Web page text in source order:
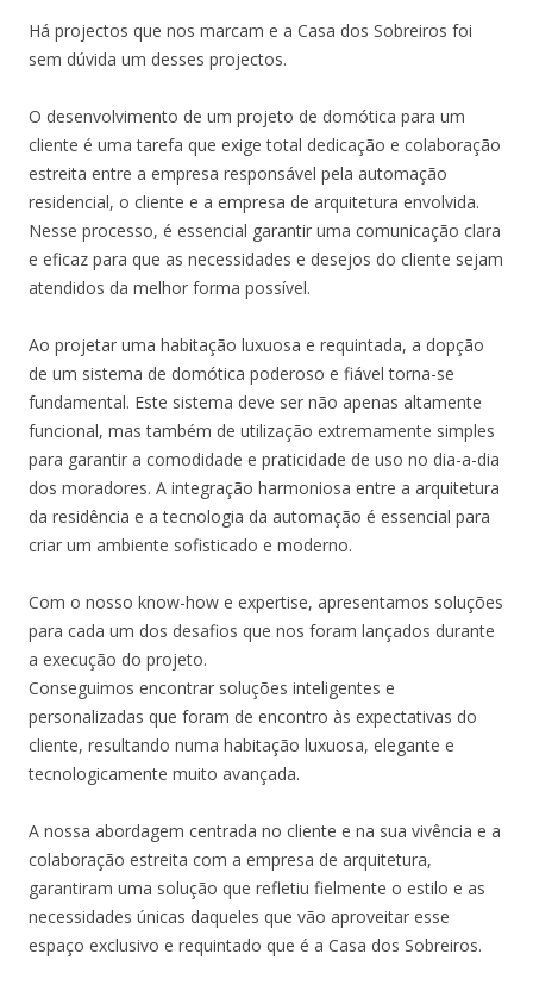
Há projectos que nos marcam e a Casa dos Sobreiros foi
sem dúvida um desses projectos.
O desenvolvimento de um projeto de domótica para um
cliente é uma tarefa que exige total dedicação e colaboração
estreita entre a empresa responsável pela automação
residencial, o cliente e a empresa de arquitetura envolvida.
Nesse processo, é essencial garantir uma comunicação clara
e eficaz para que as necessidades e desejos do cliente sejam
atendidos da melhor forma possível.
Ao projetar uma habitação luxuosa e requintada, a dopção
de um sistema de domótica poderoso e fiável torna-se
fundamental. Este sistema deve ser não apenas altamente
funcional, mas também de utilização extremamente simples
para garantir a comodidade e praticidade de uso no dia-a-dia
dos moradores. A integração harmoniosa entre a arquitetura
da residência e a tecnologia da automação é essencial para
criar um ambiente sofisticado e moderno.
Com o nosso know-how e expertise, apresentamos soluções
para cada um dos desafios que nos foram lançados durante
a execução do projeto.
Conseguimos encontrar soluções inteligentes e
personalizadas que foram de encontro às expectativas do
cliente, resultando numa habitação luxuosa, elegante e
tecnologicamente muito avançada.
A nossa abordagem centrada no cliente e na sua vivência e a
colaboração estreita com a empresa de arquitetura,
garantiram uma solução que refletiu fielmente o estilo e as
necessidades únicas daqueles que vão aproveitar esse
espaço exclusivo e requintado que é a Casa dos Sobreiros.